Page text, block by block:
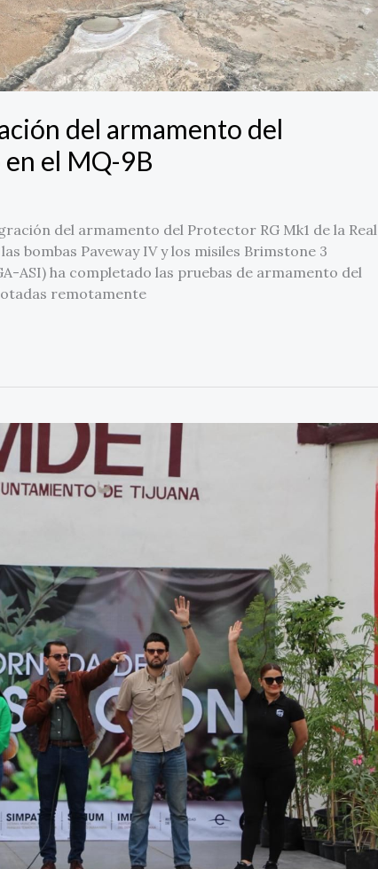
del armamento del
el MQ-9B
del armamento del Protector RG Mk1 de la Real
bombas Paveway IV y los misiles Brimstone 3
ASI) ha completado las pruebas de armamento del
remotamente